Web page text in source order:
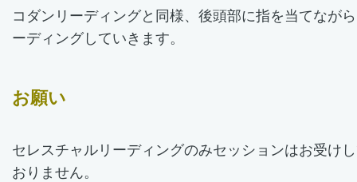
コダンリーディングと同様、後頭部に指を当てなが
ーディングしていきます。
お願い
セレスチャルリーディングのみセッションはお受け
おりません。